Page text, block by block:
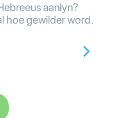
aanlyn?
hoe gewilder word.